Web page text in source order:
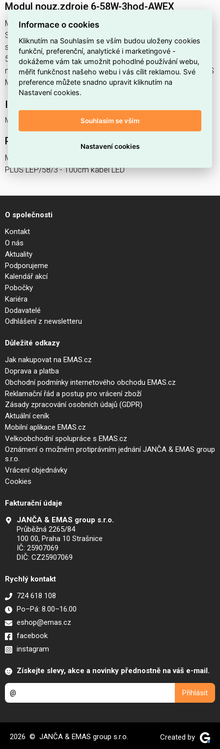
Modul nouz.zdroje 6-58W-3hod-AWEX
Modul nouz.zdroje 6-58W-3hod-AWEX najdete v kategoriích
Svítidla, Příslušenství pro svítidla, Nouzový modul, Svítidla,
světelné zdroje a LED osvětlení, výrobce Modus, EAN
5907612716143, kód dodavatele 2130583000510. Modul
nouz.zdroje 6-58W-3hod-AWEX nabízíme od 1 ks. Kód EMAS
Modul nouz.zdroje 6-58W-3hod-AWEX je ELSVOS0692084.
Modul nouz.zdroje 6-58W-3hod-AWEX
Podrobný popis produktu
Modul nouzového zdroje 6-58W-3hod-AWEX typ LIDER-EVG
PLUS LEP/58/3 - 100cm kabel LED
O společnosti
Kontakt
O nás
Aktuality
Podporujeme
Kalendář akcí
Pobočky
Kariéra
Dodavatelé
Odhlášení z newsletteru
Důležité odkazy
Jak nakupovat na EMAS.cz
Doprava a platba
Obchodní podmínky internetového obchodu EMAS.cz
Reklamační řád a postup pro vrácení zboží
Zásady zpracování osobních údajů (GDPR)
Aktuální ceník
Mobilní aplikace EMAS.cz
Velkoobchodní spolupráce s EMAS.cz
Oznámení o možném protiprávním jednání JANČA & EMAS group
s.r.o.
Vrácení objednávky
Cookies
Fakturační údaje
JANČA & EMAS group s.r.o.
Průběžná 2265/84
100 00, Praha 10 Strašnice
IČ: 25907069
DIČ: CZ25907069
Rychlý kontakt
724 618 108
Po–Pá: 8.00–16.00
eshop@emas.cz
facebook
instagram
Získejte slevy, akce a novinky přednostně na váš e-mail.
2026 © JANČA & EMAS group s.r.o. Created by
Informace o cookies
Kliknutím na Souhlasím se vším budou uloženy cookies
funkční, preferenční, analytické i marketingové -
dokážeme vám tak umožnit pohodlné používání webu,
měřit funkčnost našeho webu i vás cílit reklamou. Své
preference můžete snadno upravit kliknutím na
Nastavení cookies.
Souhlasím se vším
Nastavení cookies